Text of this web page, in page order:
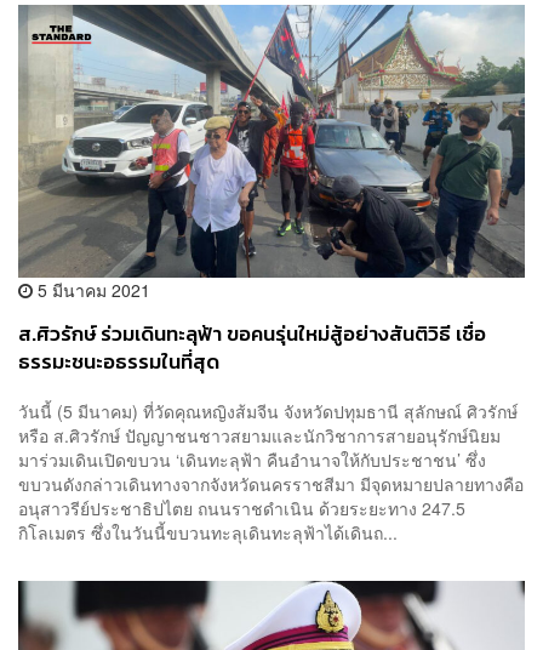
5 มีนาคม 2021
ส.ศิวรักษ์ ร่วมเดินทะลุฟ้า ขอคนรุ่นใหม่สู้อย่างสันติวิธี เชื่อ
ธรรมะชนะอธรรมในที่สุด
วันนี้ (5 มีนาคม) ที่วัดคุณหญิงส้มจีน จังหวัดปทุมธานี สุลักษณ์ ศิวรักษ์
หรือ ส.ศิวรักษ์ ปัญญาชนชาวสยามและนักวิชาการสายอนุรักษ์นิยม
มาร่วมเดินเปิดขบวน ‘เดินทะลุฟ้า คืนอำนาจให้กับประชาชน’ ซึ่ง
ขบวนดังกล่าวเดินทางจากจังหวัดนครราชสีมา มีจุดหมายปลายทางคือ
อนุสาวรีย์ประชาธิปไตย ถนนราชดำเนิน ด้วยระยะทาง 247.5
กิโลเมตร ซึ่งในวันนี้ขบวนทะลุเดินทะลุฟ้าได้เดินถ...